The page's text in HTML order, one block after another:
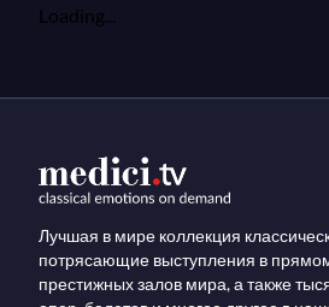
Loading...
Лучшая в мире коллекция
потрясающие выступления в
престижных залов мира, а также